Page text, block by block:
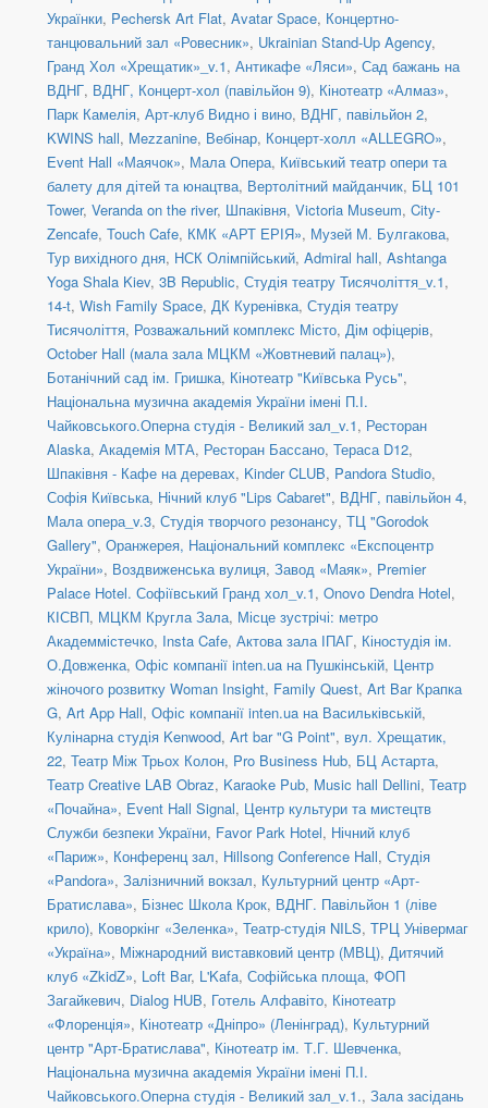
Українки, Pechersk Art Flat, Avatar Space, Концертно-
танцювальний зал «Ровесник», Ukrainian Stand-Up Agency,
Гранд Хол «Хрещатик»_v.1, Антикафе «Ляси», Сад бажань на
ВДНГ, ВДНГ, Концерт-хол (павільйон 9), Кінотеатр «Алмаз»,
Парк Камелія, Арт-клуб Видно і вино, ВДНГ, павільйон 2,
KWINS hall, Mezzanine, Вебінар, Концерт-холл «ALLEGRO»,
Event Hall «Маячок», Мала Опера, Київський театр опери та
балету для дітей та юнацтва, Вертолітний майданчик, БЦ 101
Tower, Veranda on the river, Шпаківня, Victoria Museum, City-
Zencafe, Touch Cafe, КМК «АРТ ЕРІЯ», Музей М. Булгакова,
Тур вихідного дня, НСК Олімпійський, Admiral hall, Ashtanga
Yoga Shala Kiev, 3B Republic, Студія театру Тисячоліття_v.1,
14-t, Wish Family Space, ДК Куренівка, Студія театру
Тисячоліття, Розважальний комплекс Місто, Дім офіцерів,
October Hall (мала зала МЦКМ «Жовтневий палац»),
Ботанічний сад ім. Гришка, Кінотеатр "Київська Русь",
Національна музична академія України імені П.І.
Чайковського.Оперна студія - Великий зал_v.1, Ресторан
Alaska, Академія МТА, Ресторан Бассано, Тераса D12,
Шпаківня - Кафе на деревах, Kinder CLUB, Pandora Studio,
Софія Київська, Нічний клуб "Lips Cabaret", ВДНГ, павільйон 4,
Мала опера_v.3, Студія творчого резонансу, ТЦ "Gorodok
Gallery", Оранжерея, Національний комплекс «Експоцентр
України», Воздвиженська вулиця, Завод «Маяк», Premier
Palace Hotel. Софіївський Гранд хол_v.1, Onovo Dendra Hotel,
КІСВП, МЦКМ Кругла Зала, Місце зустрічі: метро
Академмістечко, Insta Cafe, Актова зала ІПАГ, Кіностудія ім.
О.Довженка, Офіс компанії inten.ua на Пушкінській, Центр
жіночого розвитку Woman Insight, Family Quest, Art Bar Крапка
G, Art App Hall, Офіс компанії inten.ua на Васильківській,
Кулінарна студія Kenwood, Art bar "G Point", вул. Хрещатик,
22, Театр Між Трьох Колон, Pro Business Hub, БЦ Астарта,
Театр Creative LAB Obraz, Karaoke Pub, Music hall Dellini, Театр
«Почайна», Event Hall Signal, Центр культури та мистецтв
Служби безпеки України, Favor Park Hotel, Нічний клуб
«Париж», Конференц зал, Hillsong Conference Hall, Студія
«Pandora», Залізничний вокзал, Культурний центр «Арт-
Братислава», Бізнес Школа Крок, ВДНГ. Павільйон 1 (ліве
крило), Коворкінг «Зеленка», Театр-студія NILS, ТРЦ Універмаг
«Україна», Міжнародний виставковий центр (МВЦ), Дитячий
клуб «ZkidZ», Loft Bar, L'Kafa, Софійська площа, ФОП
Загайкевич, Dialog HUB, Готель Алфавіто, Кінотеатр
«Флоренція», Кінотеатр «Дніпро» (Ленінград), Культурний
центр "Арт-Братислава", Кінотеатр ім. Т.Г. Шевченка,
Національна музична академія України імені П.І.
Чайковського.Оперна студія - Великий зал_v.1., Зала засідань